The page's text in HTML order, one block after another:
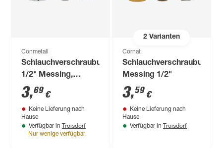
Conmetall
Schlauchverschraubung
1/2" Messing,
verchromt
3,69 €
Keine Lieferung nach
Hause
Verfügbar in Troisdorf
Nur wenige verfügbar
2Varianten
Cornat
Schlauchverschraubung
Messing 1/2"
3,59 €
Keine Lieferung nach
Hause
Verfügbar in Troisdorf